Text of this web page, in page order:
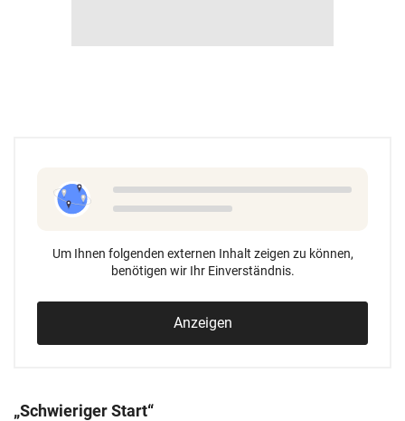
Um Ihnen folgenden externen Inhalt zeigen zu können,
benötigen wir Ihr Einverständnis.
Anzeigen
„Schwieriger Start“